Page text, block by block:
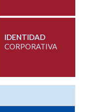
IDENTIDAD
CORPORATIVA